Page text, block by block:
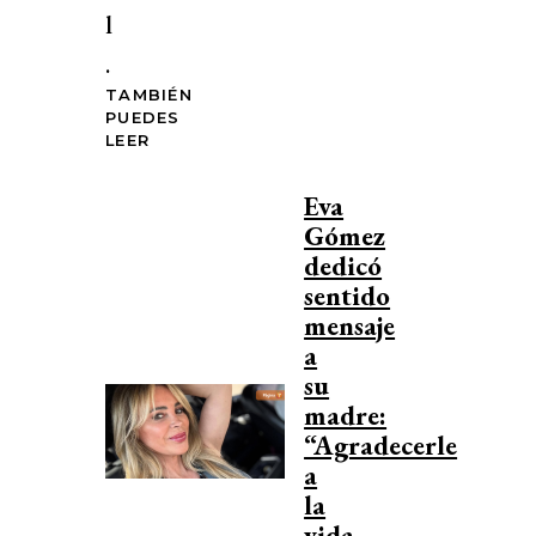
l
.
TAMBIÉN
PUEDES
LEER
Eva
Gómez
dedicó
sentido
mensaje
a
su
madre:
“Agradecerle
a
la